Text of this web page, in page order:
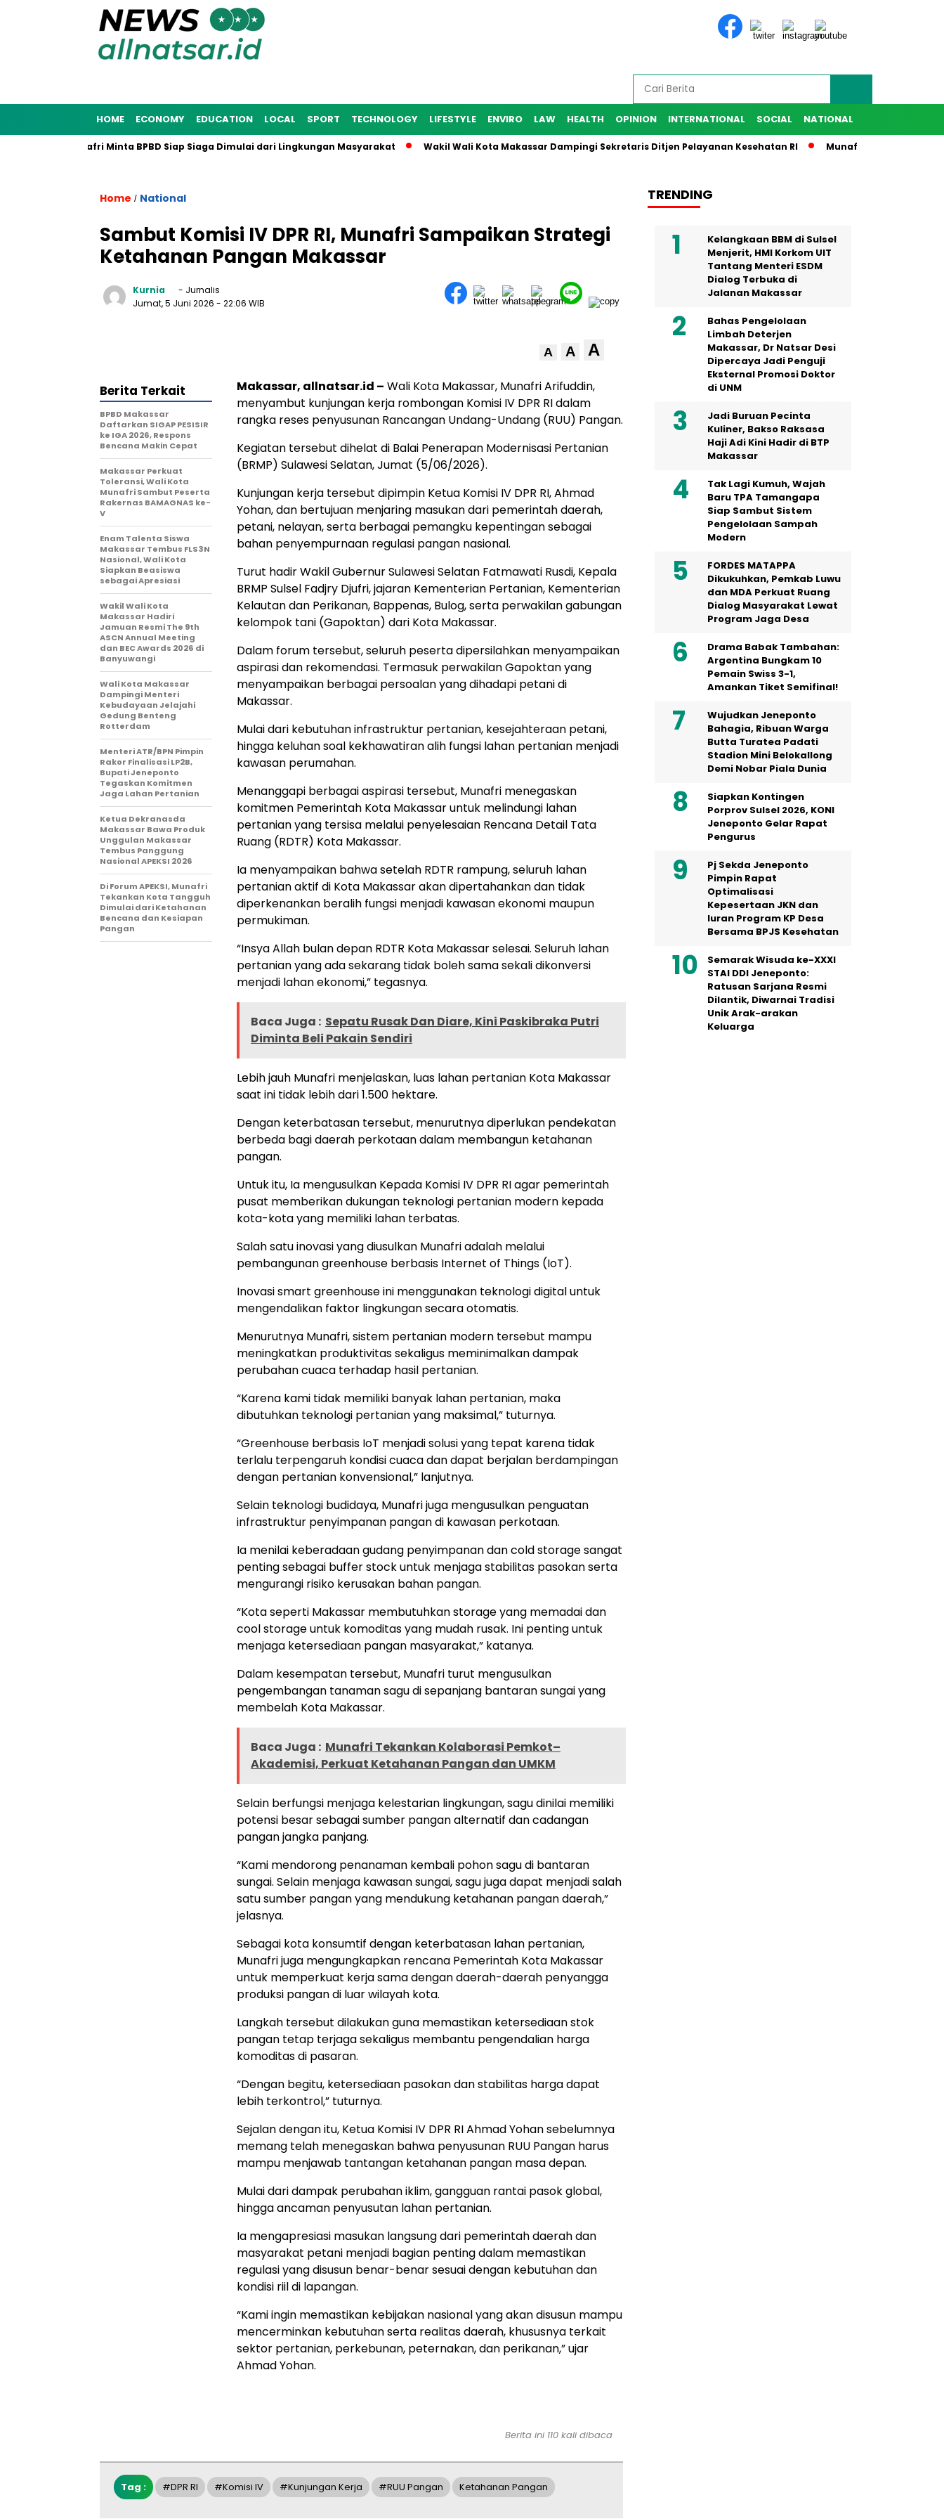
HOME ECONOMY EDUCATION LOCAL SPORT TECHNOLOGY LIFESTYLE ENVIRO LAW HEALTH OPINION INTERNATIONAL SOCIAL NATIONAL
2025, Munafri Minta BPBD Siap Siaga Dimulai dari Lingkungan Masyarakat Wakil Wali Kota Makassar Dampingi Sekretaris Ditjen Pelayanan Kesehatan RI Munafri Harap IKA SMANSA
Home / National
Sambut Komisi IV DPR RI, Munafri Sampaikan Strategi
Ketahanan Pangan Makassar
Kurnia
- Jurnalis
Jumat, 5 Juni 2026 - 22:06 WIB
A A A
Makassar, allnatsar.id – Wali Kota Makassar, Munafri Arifuddin,
menyambut kunjungan kerja rombongan Komisi IV DPR RI dalam
rangka reses penyusunan Rancangan Undang-Undang (RUU) Pangan.
Kegiatan tersebut dihelat di Balai Penerapan Modernisasi Pertanian
(BRMP) Sulawesi Selatan, Jumat (5/06/2026).
Kunjungan kerja tersebut dipimpin Ketua Komisi IV DPR RI, Ahmad
Yohan, dan bertujuan menjaring masukan dari pemerintah daerah,
petani, nelayan, serta berbagai pemangku kepentingan sebagai
bahan penyempurnaan regulasi pangan nasional.
Turut hadir Wakil Gubernur Sulawesi Selatan Fatmawati Rusdi, Kepala
BRMP Sulsel Fadjry Djufri, jajaran Kementerian Pertanian, Kementerian
Kelautan dan Perikanan, Bappenas, Bulog, serta perwakilan gabungan
kelompok tani (Gapoktan) dari Kota Makassar.
Dalam forum tersebut, seluruh peserta dipersilahkan menyampaikan
aspirasi dan rekomendasi. Termasuk perwakilan Gapoktan yang
menyampaikan berbagai persoalan yang dihadapi petani di
Makassar.
Mulai dari kebutuhan infrastruktur pertanian, kesejahteraan petani,
hingga keluhan soal kekhawatiran alih fungsi lahan pertanian menjadi
kawasan perumahan.
Menanggapi berbagai aspirasi tersebut, Munafri menegaskan
komitmen Pemerintah Kota Makassar untuk melindungi lahan
pertanian yang tersisa melalui penyelesaian Rencana Detail Tata
Ruang (RDTR) Kota Makassar.
Ia menyampaikan bahwa setelah RDTR rampung, seluruh lahan
pertanian aktif di Kota Makassar akan dipertahankan dan tidak
diperkenankan beralih fungsi menjadi kawasan ekonomi maupun
permukiman.
“Insya Allah bulan depan RDTR Kota Makassar selesai. Seluruh lahan
pertanian yang ada sekarang tidak boleh sama sekali dikonversi
menjadi lahan ekonomi,” tegasnya.
Baca Juga : Sepatu Rusak Dan Diare, Kini Paskibraka Putri
Diminta Beli Pakain Sendiri
Lebih jauh Munafri menjelaskan, luas lahan pertanian Kota Makassar
saat ini tidak lebih dari 1.500 hektare.
Dengan keterbatasan tersebut, menurutnya diperlukan pendekatan
berbeda bagi daerah perkotaan dalam membangun ketahanan
pangan.
Untuk itu, Ia mengusulkan Kepada Komisi IV DPR RI agar pemerintah
pusat memberikan dukungan teknologi pertanian modern kepada
kota-kota yang memiliki lahan terbatas.
Salah satu inovasi yang diusulkan Munafri adalah melalui
pembangunan greenhouse berbasis Internet of Things (IoT).
Inovasi smart greenhouse ini menggunakan teknologi digital untuk
mengendalikan faktor lingkungan secara otomatis.
Menurutnya Munafri, sistem pertanian modern tersebut mampu
meningkatkan produktivitas sekaligus meminimalkan dampak
perubahan cuaca terhadap hasil pertanian.
“Karena kami tidak memiliki banyak lahan pertanian, maka
dibutuhkan teknologi pertanian yang maksimal,” tuturnya.
“Greenhouse berbasis IoT menjadi solusi yang tepat karena tidak
terlalu terpengaruh kondisi cuaca dan dapat berjalan berdampingan
dengan pertanian konvensional,” lanjutnya.
Selain teknologi budidaya, Munafri juga mengusulkan penguatan
infrastruktur penyimpanan pangan di kawasan perkotaan.
Ia menilai keberadaan gudang penyimpanan dan cold storage sangat
penting sebagai buffer stock untuk menjaga stabilitas pasokan serta
mengurangi risiko kerusakan bahan pangan.
“Kota seperti Makassar membutuhkan storage yang memadai dan
cool storage untuk komoditas yang mudah rusak. Ini penting untuk
menjaga ketersediaan pangan masyarakat,” katanya.
Dalam kesempatan tersebut, Munafri turut mengusulkan
pengembangan tanaman sagu di sepanjang bantaran sungai yang
membelah Kota Makassar.
Baca Juga : Munafri Tekankan Kolaborasi Pemkot–
Akademisi, Perkuat Ketahanan Pangan dan UMKM
Selain berfungsi menjaga kelestarian lingkungan, sagu dinilai memiliki
potensi besar sebagai sumber pangan alternatif dan cadangan
pangan jangka panjang.
“Kami mendorong penanaman kembali pohon sagu di bantaran
sungai. Selain menjaga kawasan sungai, sagu juga dapat menjadi salah
satu sumber pangan yang mendukung ketahanan pangan daerah,”
jelasnya.
Sebagai kota konsumtif dengan keterbatasan lahan pertanian,
Munafri juga mengungkapkan rencana Pemerintah Kota Makassar
untuk memperkuat kerja sama dengan daerah-daerah penyangga
produksi pangan di luar wilayah kota.
Langkah tersebut dilakukan guna memastikan ketersediaan stok
pangan tetap terjaga sekaligus membantu pengendalian harga
komoditas di pasaran.
“Dengan begitu, ketersediaan pasokan dan stabilitas harga dapat
lebih terkontrol,” tuturnya.
Sejalan dengan itu, Ketua Komisi IV DPR RI Ahmad Yohan sebelumnya
memang telah menegaskan bahwa penyusunan RUU Pangan harus
mampu menjawab tantangan ketahanan pangan masa depan.
Mulai dari dampak perubahan iklim, gangguan rantai pasok global,
hingga ancaman penyusutan lahan pertanian.
Ia mengapresiasi masukan langsung dari pemerintah daerah dan
masyarakat petani menjadi bagian penting dalam memastikan
regulasi yang disusun benar-benar sesuai dengan kebutuhan dan
kondisi riil di lapangan.
“Kami ingin memastikan kebijakan nasional yang akan disusun mampu
mencerminkan kebutuhan serta realitas daerah, khususnya terkait
sektor pertanian, perkebunan, peternakan, dan perikanan,” ujar
Ahmad Yohan.
Berita Terkait
BPBD Makassar
Daftarkan SIGAP PESISIR
ke IGA 2026, Respons
Bencana Makin Cepat
Makassar Perkuat
Toleransi, Wali Kota
Munafri Sambut Peserta
Rakernas BAMAGNAS ke-
V
Enam Talenta Siswa
Makassar Tembus FLS3N
Nasional, Wali Kota
Siapkan Beasiswa
sebagai Apresiasi
Wakil Wali Kota
Makassar Hadiri
Jamuan Resmi The 9th
ASCN Annual Meeting
dan BEC Awards 2026 di
Banyuwangi
Wali Kota Makassar
Dampingi Menteri
Kebudayaan Jelajahi
Gedung Benteng
Rotterdam
Menteri ATR/BPN Pimpin
Rakor Finalisasi LP2B,
Bupati Jeneponto
Tegaskan Komitmen
Jaga Lahan Pertanian
Ketua Dekranasda
Makassar Bawa Produk
Unggulan Makassar
Tembus Panggung
Nasional APEKSI 2026
Di Forum APEKSI, Munafri
Tekankan Kota Tangguh
Dimulai dari Ketahanan
Bencana dan Kesiapan
Pangan
Berita ini 110 kali dibaca
Tag : #DPR RI #Komisi IV #Kunjungan Kerja #RUU Pangan Ketahanan Pangan
TRENDING
Kelangkaan BBM di Sulsel
Menjerit, HMI Korkom UIT
Tantang Menteri ESDM
Dialog Terbuka di
Jalanan Makassar
Bahas Pengelolaan
Limbah Deterjen
Makassar, Dr Natsar Desi
Dipercaya Jadi Penguji
Eksternal Promosi Doktor
di UNM
Jadi Buruan Pecinta
Kuliner, Bakso Raksasa
Haji Adi Kini Hadir di BTP
Makassar
Tak Lagi Kumuh, Wajah
Baru TPA Tamangapa
Siap Sambut Sistem
Pengelolaan Sampah
Modern
FORDES MATAPPA
Dikukuhkan, Pemkab Luwu
dan MDA Perkuat Ruang
Dialog Masyarakat Lewat
Program Jaga Desa
Drama Babak Tambahan:
Argentina Bungkam 10
Pemain Swiss 3-1,
Amankan Tiket Semifinal!
Wujudkan Jeneponto
Bahagia, Ribuan Warga
Butta Turatea Padati
Stadion Mini Belokallong
Demi Nobar Piala Dunia
Siapkan Kontingen
Porprov Sulsel 2026, KONI
Jeneponto Gelar Rapat
Pengurus
Pj Sekda Jeneponto
Pimpin Rapat
Optimalisasi
Kepesertaan JKN dan
Iuran Program KP Desa
Bersama BPJS Kesehatan
Semarak Wisuda ke-XXXI
STAI DDI Jeneponto:
Ratusan Sarjana Resmi
Dilantik, Diwarnai Tradisi
Unik Arak-arakan
Keluarga